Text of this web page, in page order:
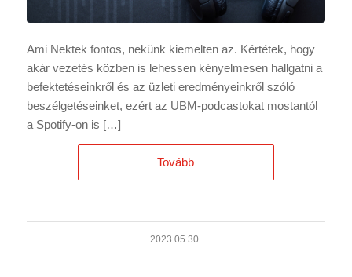
Ami Nektek fontos, nekünk kiemelten az. Kértétek, hogy
akár vezetés közben is lehessen kényelmesen hallgatni a
befektetéseinkről és az üzleti eredményeinkről szóló
beszélgetéseinket, ezért az UBM-podcastokat mostantól
a Spotify-on is […]
Tovább
2023.05.30.